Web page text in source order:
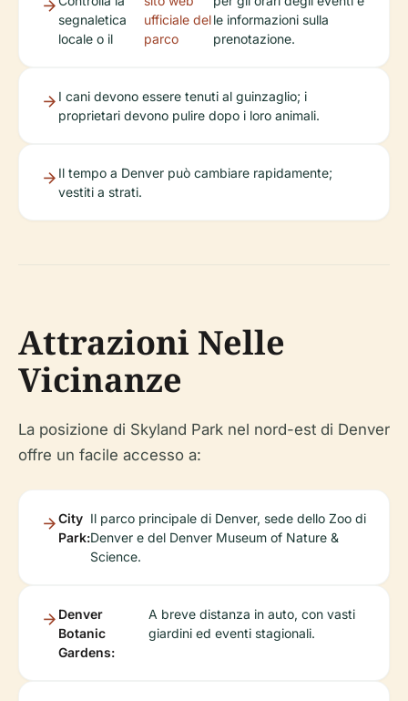
segnaletica
locale o il
ufficiale del
parco
le informazioni sulla
prenotazione.
I cani devono essere tenuti al guinzaglio; i
proprietari devono pulire dopo i loro animali.
Il tempo a Denver può cambiare rapidamente;
vestiti a strati.
Attrazioni Nelle
Vicinanze
La posizione di Skyland Park nel nord-est di Denver
offre un facile accesso a:
City
Park:
Il parco principale di Denver, sede dello Zoo di
Denver e del Denver Museum of Nature &
Science.
Denver
Botanic
Gardens:
A breve distanza in auto, con vasti
giardini ed eventi stagionali.